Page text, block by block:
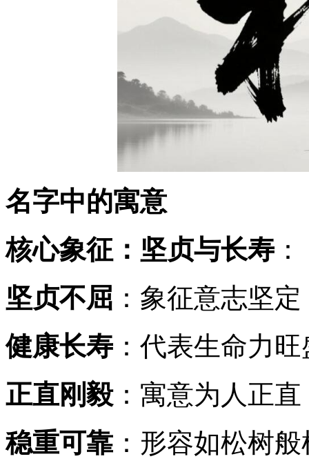
名字中的寓意
核心象征：坚贞与长寿 ：
坚贞不屈 ：象征意志坚
健康长寿 ：代表生命力
正直刚毅：寓意为人正
稳重可靠 ：形容如松树